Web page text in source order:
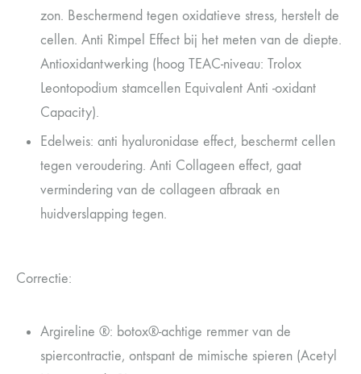
zon. Beschermend tegen oxidatieve stress, herstelt de
cellen. Anti Rimpel Effect bij het meten van de diepte.
Antioxidantwerking (hoog TEAC-niveau: Trolox
Leontopodium stamcellen Equivalent Anti -oxidant
Capacity).
Edelweis: anti hyaluronidase effect, beschermt cellen
tegen veroudering. Anti Collageen effect, gaat
vermindering van de collageen afbraak en
huidverslapping tegen.
Correctie:
Argireline ®: botox®-achtige remmer van de
spiercontractie, ontspant de mimische spieren (Acetyl